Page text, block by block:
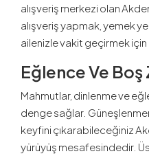
alışveriş merkezi olan
alışveriş yapmak, yemek
ailenizle vakit geçirmek için
Eğlence Ve Boş
Mahmutlar, dinlenme ve
denge sağlar.
keyfini çıkarabileceğiniz
yürüyüş mesafesindedir.